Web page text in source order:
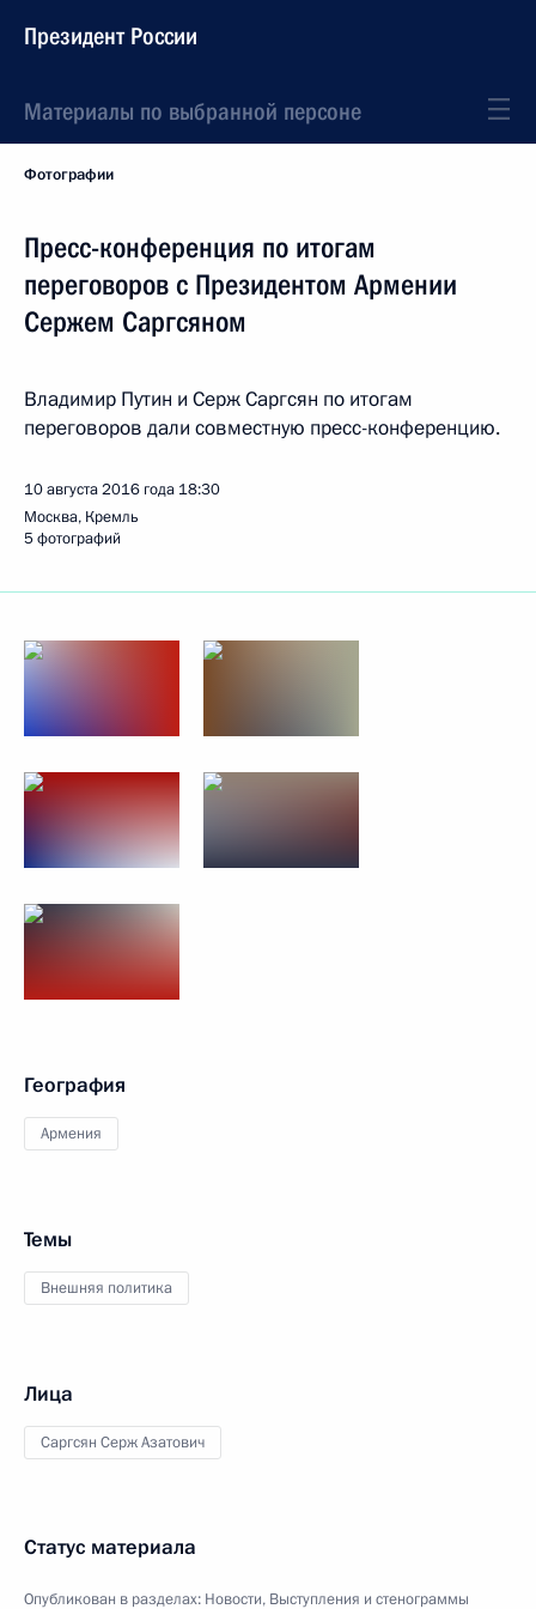
Президент России
Материалы по выбранной персоне
Фотографии
Пресс-конференция по итогам
переговоров с Президентом Армении
Сержем Саргсяном
Владимир Путин и Серж Саргсян по итогам
переговоров дали совместную пресс-конференцию.
10 августа 2016 года 18:30
Москва, Кремль
5 фотографий
География
Армения
Темы
Внешняя политика
Лица
Саргсян Серж Азатович
Статус материала
Опубликован в разделах: Новости, Выступления и стенограммы